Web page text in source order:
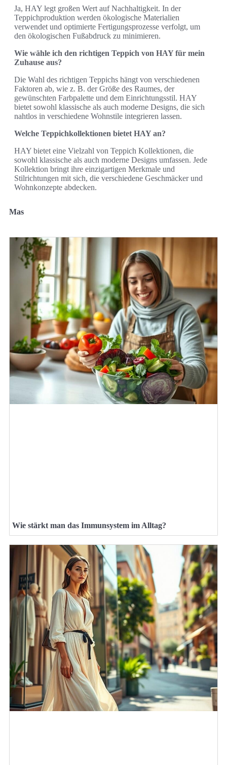
Ja, HAY legt großen Wert auf Nachhaltigkeit. In der
Teppichproduktion werden ökologische Materialien
verwendet und optimierte Fertigungsprozesse verfolgt, um
den ökologischen Fußabdruck zu minimieren.
Wie wähle ich den richtigen Teppich von HAY für mein
Zuhause aus?
Die Wahl des richtigen Teppichs hängt von verschiedenen
Faktoren ab, wie z. B. der Größe des Raumes, der
gewünschten Farbpalette und dem Einrichtungsstil. HAY
bietet sowohl klassische als auch moderne Designs, die sich
nahtlos in verschiedene Wohnstile integrieren lassen.
Welche Teppichkollektionen bietet HAY an?
HAY bietet eine Vielzahl von Teppich Kollektionen, die
sowohl klassische als auch moderne Designs umfassen. Jede
Kollektion bringt ihre einzigartigen Merkmale und
Stilrichtungen mit sich, die verschiedene Geschmäcker und
Wohnkonzepte abdecken.
Mas
Wie stärkt man das Immunsystem im Alltag?